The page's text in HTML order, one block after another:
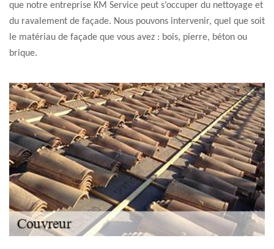
que notre entreprise KM Service peut s’occuper du nettoyage et
du ravalement de façade. Nous pouvons intervenir, quel que soit
le matériau de façade que vous avez : bois, pierre, béton ou
brique.